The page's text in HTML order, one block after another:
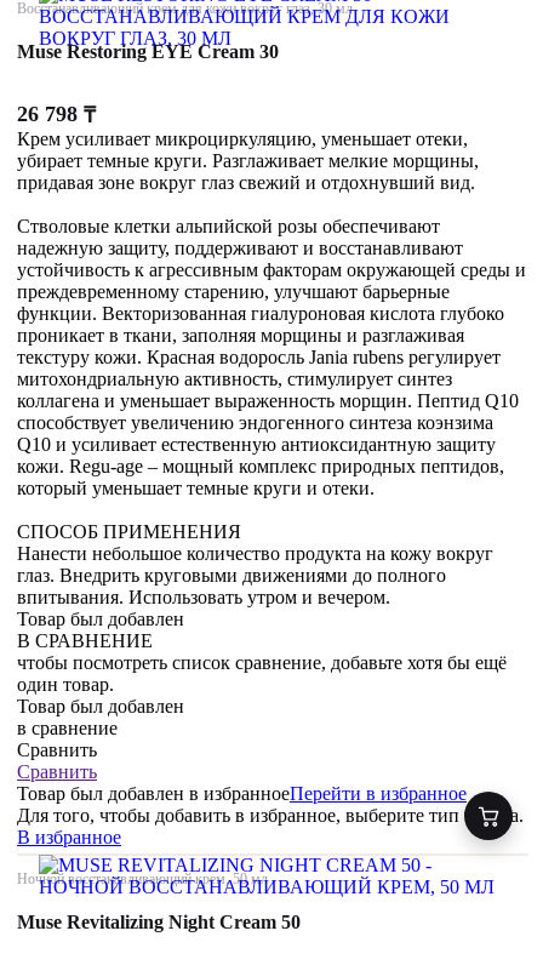
Восстанавливающий крем для кожи вокруг глаз, 30 мл
Muse Restoring EYE Cream 30
26 798 ₸
Крем усиливает микроциркуляцию, уменьшает отеки,
убирает темные круги. Разглаживает мелкие морщины,
придавая зоне вокруг глаз свежий и отдохнувший вид.
Стволовые клетки альпийской розы обеспечивают
надежную защиту, поддерживают и восстанавливают
устойчивость к агрессивным факторам окружающей среды и
преждевременному старению, улучшают барьерные
функции. Векторизованная гиалуроновая кислота глубоко
проникает в ткани, заполняя морщины и разглаживая
текстуру кожи. Красная водоросль Jania rubens регулирует
митохондриальную активность, стимулирует синтез
коллагена и уменьшает выраженность морщин. Пептид Q10
способствует увеличению эндогенного синтеза коэнзима
Q10 и усиливает естественную антиоксидантную защиту
кожи. Regu-age – мощный комплекс природных пептидов,
который уменьшает темные круги и отеки.
СПОСОБ ПРИМЕНЕНИЯ
Нанести небольшое количество продукта на кожу вокруг
глаз. Внедрить круговыми движениями до полного
впитывания. Использовать утром и вечером.
Товар был добавлен
В СРАВНЕНИЕ
чтобы посмотреть список сравнение, добавьте хотя бы ещё
один товар.
Товар был добавлен
в сравнение
Сравнить
Сравнить
Товар был добавлен в избранноеПерейти в избранное
Для того, чтобы добавить в избранное, выберите тип товара.
В избранное
Ночной восстанавливающий крем, 50 мл
Muse Revitalizing Night Cream 50